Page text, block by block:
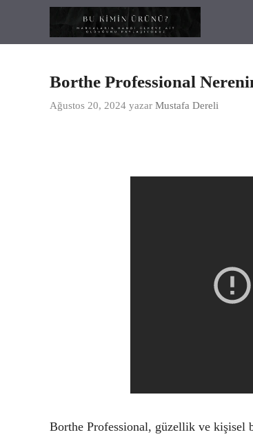
Borthe Professional
Ağustos 20, 2024 yazar Mustafa Dereli
Borthe Professional, güzellik ve kişisel